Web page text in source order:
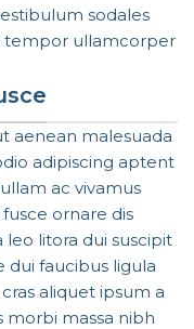
sodales
ullamcorper
aenean malesuada
adipiscing aptent
ac vivamus
ornare dis
leo litora dui suscipit
dui faucibus ligula
aliquet ipsum a
morbi massa nibh